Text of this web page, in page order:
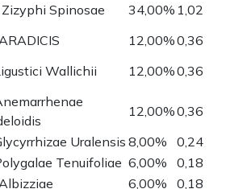
Spinosae 34,00% 1,02
12,00%0,36
Wallichii 12,00%0,36
12,00%0,36
Uralensis 8,00%
0,24
Tenuifoliae 6,00%
0,18
6,00%
0,18